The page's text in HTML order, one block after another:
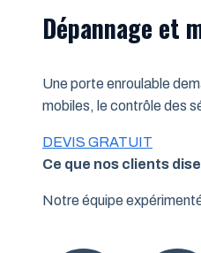
Dépannage et
Une porte enroulable
mobiles, le contrôle des
DEVIS GRATUIT
Ce que nos clients
Notre équipe